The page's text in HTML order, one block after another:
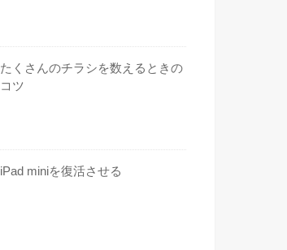
たくさんのチラシを数えるときの
コツ
iPad miniを復活させる